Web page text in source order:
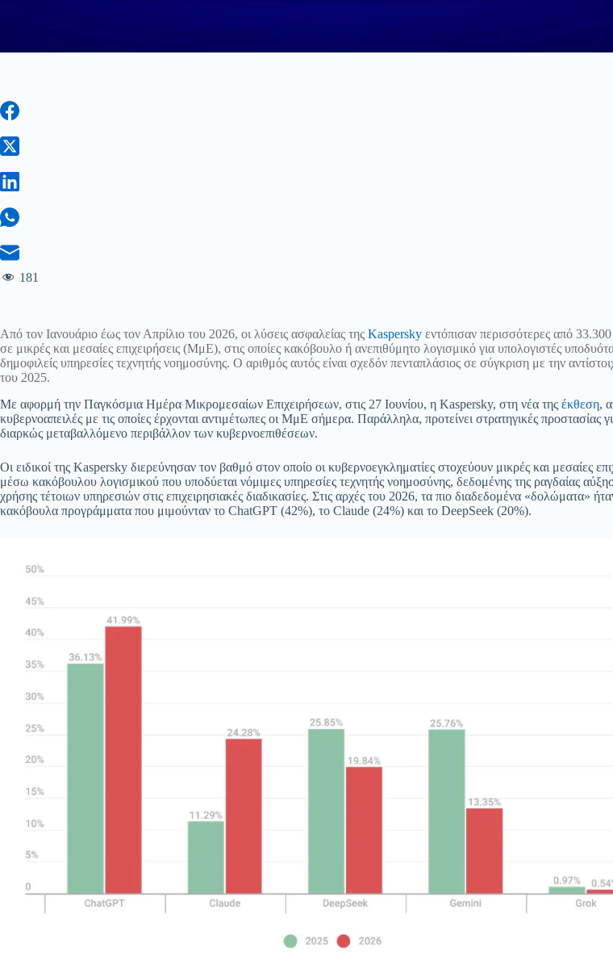
181
Από τον Ιανουάριο έως τον Απρίλιο του 2026, οι λύσεις ασφαλείας της Kaspersky εντόπισαν περισσότερες από 33.300
σε μικρές και μεσαίες επιχειρήσεις (ΜμΕ), στις οποίες κακόβουλο ή ανεπιθύμητο λογισμικό για υπολογιστές
δημοφιλείς υπηρεσίες τεχνητής νοημοσύνης. Ο αριθμός αυτός είναι σχεδόν πενταπλάσιος σε σύγκριση με την
του 2025.
Με αφορμή την Παγκόσμια Ημέρα Μικρομεσαίων Επιχειρήσεων, στις 27 Ιουνίου, η Kaspersky, στη νέα της έκθεση,
κυβερνοαπειλές με τις οποίες έρχονται αντιμέτωπες οι ΜμΕ σήμερα. Παράλληλα, προτείνει στρατηγικές προστασίας
διαρκώς μεταβαλλόμενο περιβάλλον των κυβερνοεπιθέσεων.
Οι ειδικοί της Kaspersky διερεύνησαν τον βαθμό στον οποίο οι κυβερνοεγκληματίες στοχεύουν μικρές και μεσαίες
μέσω κακόβουλου λογισμικού που υποδύεται νόμιμες υπηρεσίες τεχνητής νοημοσύνης, δεδομένης της ραγδαίας
χρήσης τέτοιων υπηρεσιών στις επιχειρησιακές διαδικασίες. Στις αρχές του 2026, τα πιο διαδεδομένα «δολώματα»
κακόβουλα προγράμματα που μιμούνταν το ChatGPT (42%), το Claude (24%) και το DeepSeek (20%).